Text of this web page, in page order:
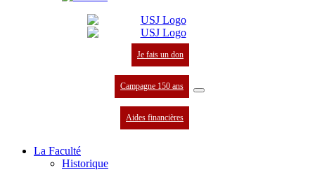
Je fais un don
Campagne 150 ans
Aides financières
La Faculté
Historique